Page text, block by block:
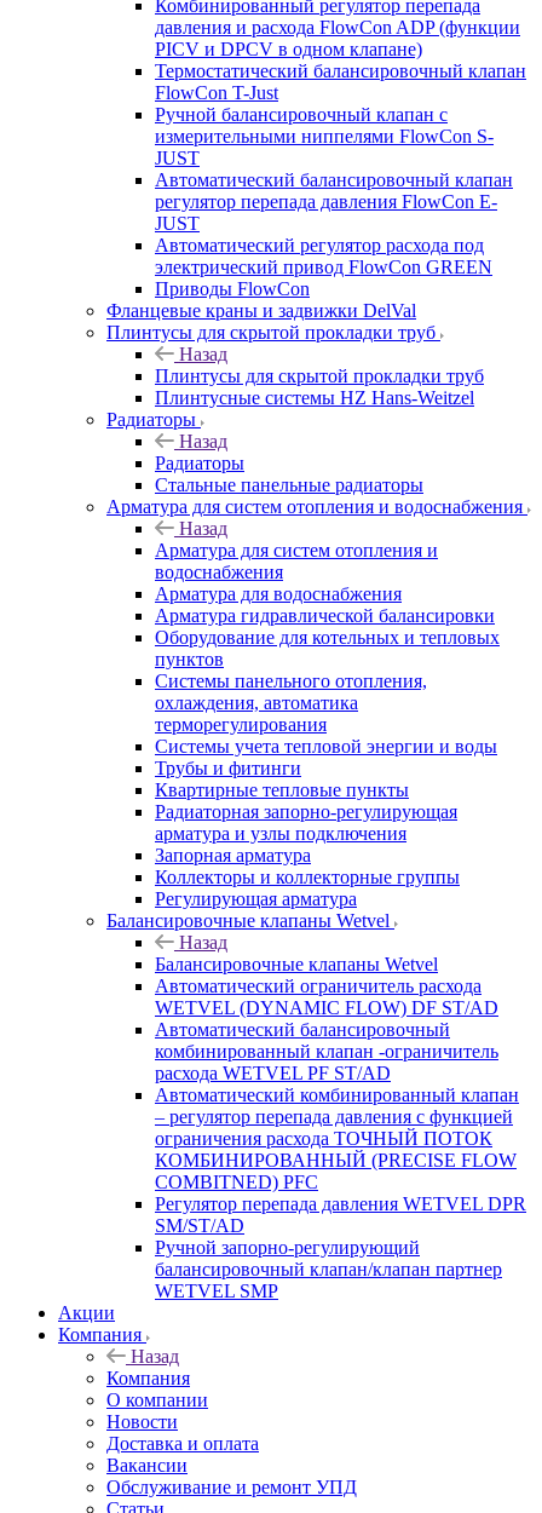
Комбинированный регулятор перепада
давления и расхода FlowСon ADP (функции
PICV и DPCV в одном клапане)
Термостатический балансировочный клапан
FlowСon T-Just
Ручной балансировочный клапан с
измерительными ниппелями FlowСon S-
JUST
Автоматический балансировочный клапан
регулятор перепада давления FlowСon E-
JUST
Автоматический регулятор расхода под
электрический привод FlowСon GREEN
Приводы FlowCon
Фланцевые краны и задвижки DelVal
Плинтусы для скрытой прокладки труб
Назад
Плинтусы для скрытой прокладки труб
Плинтусные системы HZ Hans-Weitzel
Радиаторы
Назад
Радиаторы
Стальные панельные радиаторы
Арматура для систем отопления и водоснабжения
Назад
Арматура для систем отопления и
водоснабжения
Арматура для водоснабжения
Арматура гидравлической балансировки
Оборудование для котельных и тепловых
пунктов
Системы панельного отопления,
охлаждения, автоматика
терморегулирования
Системы учета тепловой энергии и воды
Трубы и фитинги
Квартирные тепловые пункты
Радиаторная запорно-регулирующая
арматура и узлы подключения
Запорная арматура
Коллекторы и коллекторные группы
Регулирующая арматура
Балансировочные клапаны Wetvel
Назад
Балансировочные клапаны Wetvel
Автоматический ограничитель расхода
WETVEL (DYNAMIC FLOW) DF ST/AD
Автоматический балансировочный
комбинированный клапан -ограничитель
расхода WETVEL PF ST/AD
Автоматический комбинированный клапан
– регулятор перепада давления с функцией
ограничения расхода ТОЧНЫЙ ПОТОК
КОМБИНИРОВАННЫЙ (PRECISE FLOW
COMBIТNED) PFC
Регулятор перепада давления WETVEL DPR
SM/ST/AD
Ручной запорно-регулирующий
балансировочный клапан/клапан партнер
WETVEL SMP
Акции
Компания
Назад
Компания
О компании
Новости
Доставка и оплата
Вакансии
Обслуживание и ремонт УПД
Статьи